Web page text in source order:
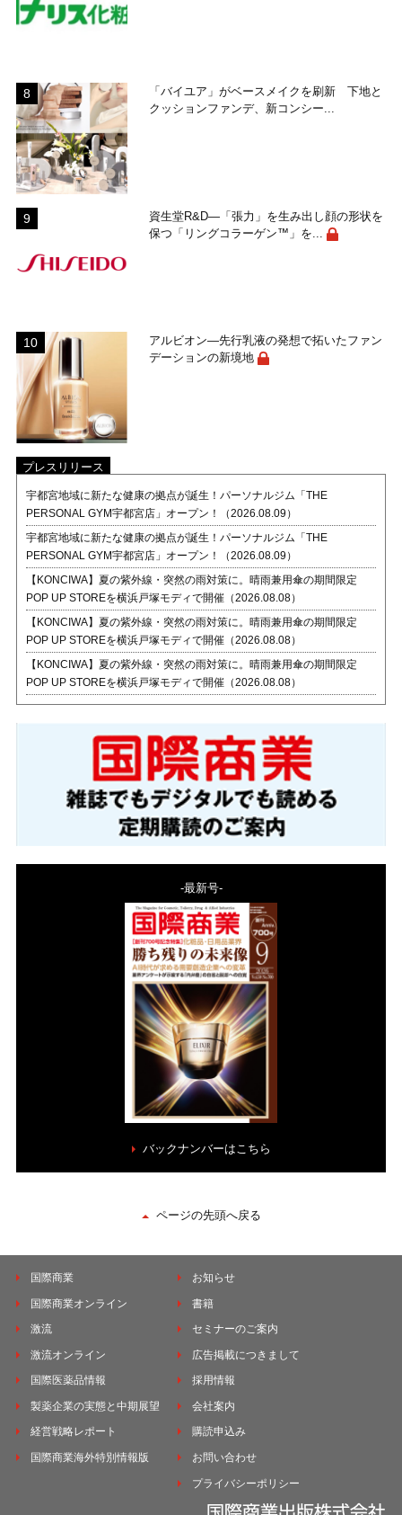
「バイユア」がベースメイクを刷新 下地と
クッションファンデ、新コンシー...
資生堂R&D―「張力」を生み出し顔の形状を
保つ「リングコラーゲン™」を...
アルビオン―先行乳液の発想で拓いたファン
デーションの新境地
プレスリリース
宇都宮地域に新たな健康の拠点が誕生！パーソナルジム「THE
PERSONAL GYM宇都宮店」オープン！（2026.08.09）
宇都宮地域に新たな健康の拠点が誕生！パーソナルジム「THE
PERSONAL GYM宇都宮店」オープン！（2026.08.09）
【KONCIWA】夏の紫外線・突然の雨対策に。晴雨兼用傘の期間限定
POP UP STOREを横浜戸塚モディで開催（2026.08.08）
【KONCIWA】夏の紫外線・突然の雨対策に。晴雨兼用傘の期間限定
POP UP STOREを横浜戸塚モディで開催（2026.08.08）
【KONCIWA】夏の紫外線・突然の雨対策に。晴雨兼用傘の期間限定
POP UP STOREを横浜戸塚モディで開催（2026.08.08）
-最新号-
バックナンバーはこちら
ページの先頭へ戻る
国際商業
国際商業オンライン
激流
激流オンライン
国際医薬品情報
製薬企業の実態と中期展望
経営戦略レポート
国際商業海外特別情報版
お知らせ
書籍
セミナーのご案内
広告掲載につきまして
採用情報
会社案内
購読申込み
お問い合わせ
プライバシーポリシー